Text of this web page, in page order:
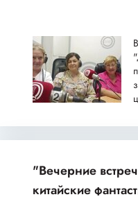
"Вечерние
китайские